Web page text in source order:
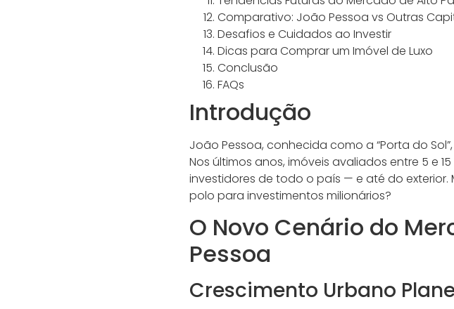
Comparativo: João Pessoa vs Outras
Desafios e Cuidados ao Investir
Dicas para Comprar um Imóvel de Luxo
Conclusão
FAQs
Introdução
João Pessoa, conhecida como a “Porta do
Nos últimos anos, imóveis avaliados entre 5 e
investidores de todo o país — e até do
polo para investimentos milionários?
O Novo Cenário do
Pessoa
Crescimento Urbano